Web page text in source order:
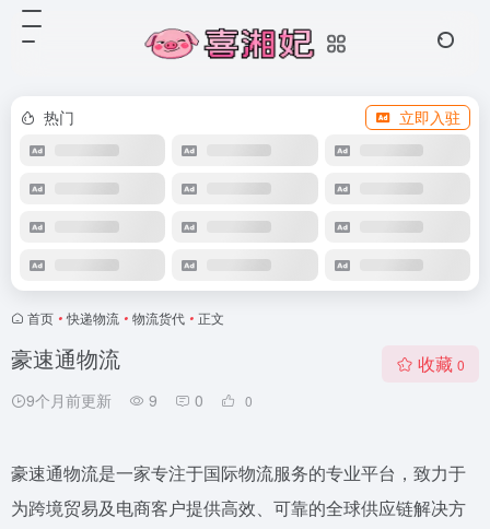
热门 立即入驻
首页 • 快递物流 • 物流货代 • 正文
豪速通物流
9个月前更新 9 0 0
收藏 0
豪速通物流是一家专注于国际物流服务的专业平台，致力于
为跨境贸易及电商客户提供高效、可靠的全球供应链解决方